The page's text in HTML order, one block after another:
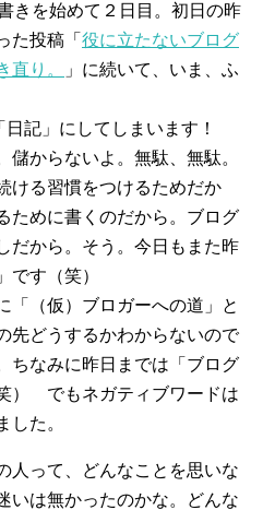
きを始めて２日目。初日の昨
た投稿「 役に立たないブログ
直り。
」に続いて、いま、ふ
記」にしてしまいます！
儲からないよ。無駄、無駄。
ける習慣をつけるためだか
ために書くのだから。ブログ
だから。そう。今日もまた昨
です（笑）
「（仮）ブロガーへの道」と
先どうするかわからないので
ちなみに昨日までは「ブログ
） でもネガティブワードは
した。
人って、どんなことを思いな
いは無かったのかな。どんな